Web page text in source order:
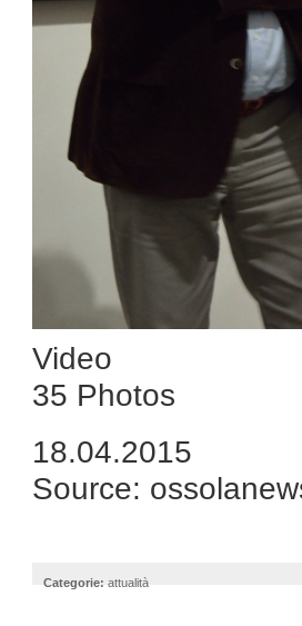
Video
35 Photos
18.04.2015
Source:
Categorie: attualità